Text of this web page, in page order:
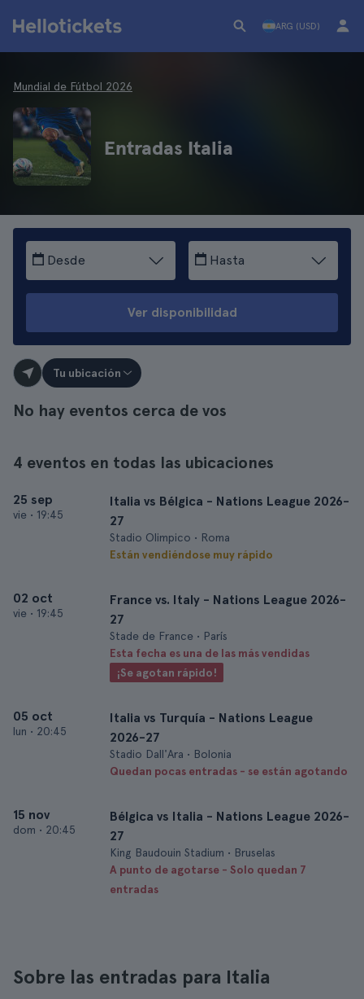
ARG (USD)
Mundial de Fútbol 2026
Entradas Italia
Desde Hasta
Ver disponibilidad
Tu ubicación
No hay eventos cerca de vos
4 eventos en todas las ubicaciones
25 sep
vie • 19:45
Italia vs Bélgica - Nations League 2026-
27
Stadio Olimpico • Roma
Están vendiéndose muy rápido
02 oct
vie • 19:45
France vs. Italy - Nations League 2026-
27
Stade de France • París
Esta fecha es una de las más vendidas
¡Se agotan rápido!
05 oct
lun • 20:45
Italia vs Turquía - Nations League
2026-27
Stadio Dall'Ara • Bolonia
Quedan pocas entradas - se están agotando
15 nov
dom • 20:45
Bélgica vs Italia - Nations League 2026-
27
King Baudouin Stadium • Bruselas
A punto de agotarse - Solo quedan 7
entradas
Sobre las entradas para Italia